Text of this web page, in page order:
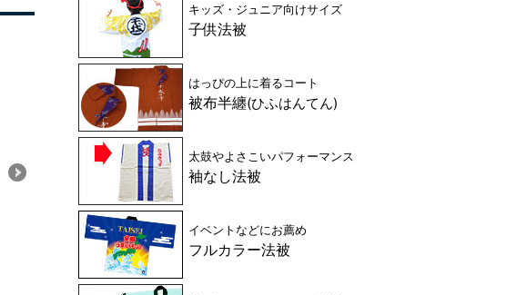
東京都台東区 浅草神社
フルオーダー
綿（シャークスキ
背当て付き
東大阪市
『ひょうたん山夢街道まつり』
カラー法被
生地：
綿
仕立て：通常
キッズ・ジュニア向けサイズ
子供法被
はっぴの上に着るコート
被布半纏(ひふはんてん)
太鼓やよさこいパフォーマンス
袖なし法被
イベントなどにお薦め
フルカラー法被